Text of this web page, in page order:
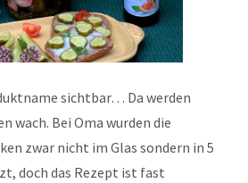
sichtbar… Da werden
wach. Bei Oma wurden die
zwar nicht im Glas sondern in 5
doch das Rezept ist fast